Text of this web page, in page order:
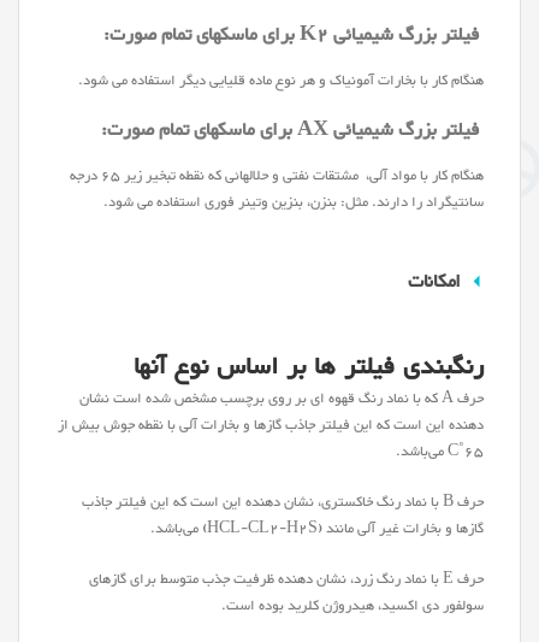
فیلتر بزرگ شیمیائی K2 برای ماسکهای تمام صورت:
هنگام کار با بخارات آمونیاک و هر نوع ماده قلیایی دیگر استفاده می شود.
فیلتر بزرگ شیمیائی AX برای ماسکهای تمام صورت:
هنگام کار با مواد آلی، مشتقات نفتی و حلالهائی که نقطه تبخیر زیر ۶۵ درجه
سانتیگراد را دارند. مثل: بنزن، بنزین وتینر فوری استفاده می شود.
امکانات
رنگبندی فیلتر ها بر اساس نوع آنها
حرف A که با نماد رنگ قهوه ای بر روی برچسب مشخص‌ شده است نشان‌
دهنده این است که این فیلتر جاذب گازها و بخارات آلی با نقطه‌ جوش بیش از
۶۵˚C می‌باشد.
حرف B با نماد رنگ خاکستری، نشان ‌دهنده این است که این فیلتر جاذب
گازها و بخارات غیر آلی مانند (HCL-CL2-H2S) می‌باشد.
حرف E با نماد رنگ زرد، نشان ‌دهنده ظرفیت جذب متوسط برای گازهای
سولفور دی اکسید، هیدروژن کلرید بوده است.